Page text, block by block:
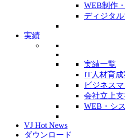
WEB制作
ディジタ
実績
実績一覧
IT人材育成
ビジネス
会社立上支
WEB・シ
VJ Hot News
ダウンロード